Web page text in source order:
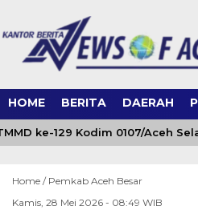
HOME BERITA DAERAH
ke-129 Kodim 0107/Aceh
Home / Pemkab Aceh Besar
Kamis, 28 Mei 2026 - 08:49 WIB